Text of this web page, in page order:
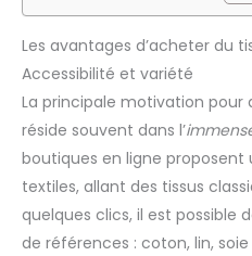
Les avantages d’acheter du
Accessibilité et variété
La principale motivation pour
réside souvent dans l’
boutiques en ligne
textiles, allant des tissus
quelques clics, il est possible
de références : coton, lin,